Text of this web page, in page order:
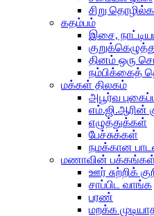
சிறு
கதம்பம்
இசை,
தினம் ஒரு
நம்பிக்கைத்
மக்கள் திலகம்
அபூர்வ
எம்.ஜி.ஆரின்
எழுத்துக்கள்
பேச்சுக்கள்
நமக்கான
மணாவின்
ஊர் சுற்றிக்
சாப்பிட வாங்க
பரண்
மறக்க